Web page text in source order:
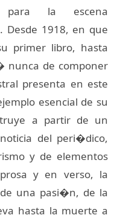
para la escena
Desde 1918, en que
primer libro, hasta
nunca de componer
presenta en este
esencial de su
a partir de un
del peri�dico,
y de elementos
y en verso, la
una pasi�n, de la
hasta la muerte a